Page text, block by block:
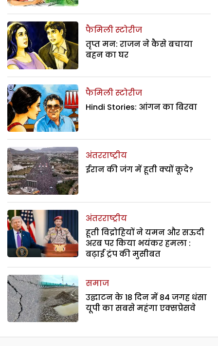
फैमिली स्टोरीज
तृप्त मन: राजन ने कैसे बचाया
बहन का घर
फैमिली स्टोरीज
Hindi Stories: आंगन का बिरवा
अंतरराष्ट्रीय
ईरान की जंग में हूती क्यों कूदे?
अंतरराष्ट्रीय
हूती विद्रोहियों ने यमन और सऊदी
अरब पर किया भयंकर हमला :
बढ़ाई ट्रंप की मुसीबत
समाज
उद्घाटन के 18 दिन में 84 जगह धंसा
यूपी का सबसे महंगा एक्सप्रेसवे